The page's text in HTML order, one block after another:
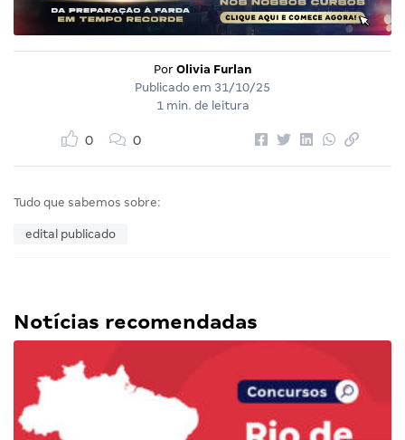
Por Olivia Furlan
Publicado em 31/10/25
1 min. de leitura
0 0
Tudo que sabemos sobre:
edital publicado
Notícias recomendadas